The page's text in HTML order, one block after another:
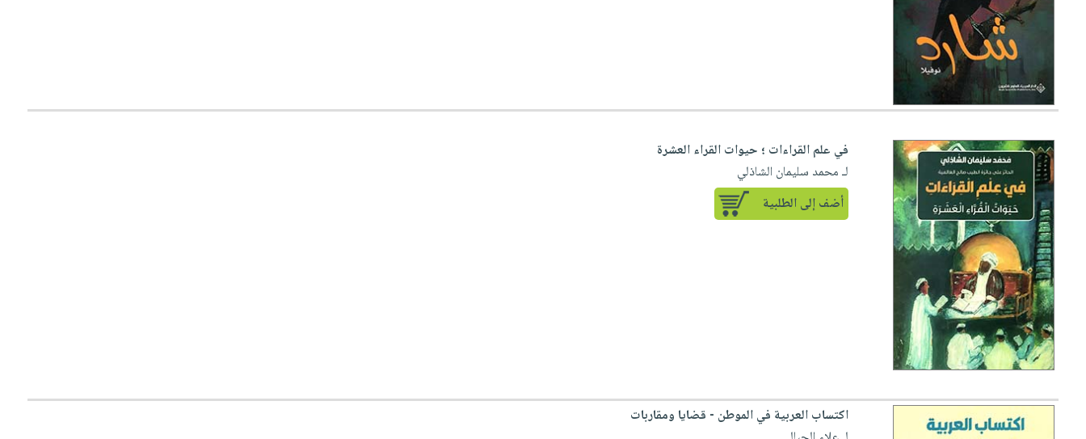
في علم القراءات ؛ حيوات القراء العشرة
لـ محمد سليمان الشاذلي
أضف إلى الطلبية
اكتساب العربية في الموطن - قضايا ومقاربات